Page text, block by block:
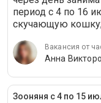
период с 4 по 16
скучающую кошку;
Вакансия от
Анна
Зооняня с 4 по 15